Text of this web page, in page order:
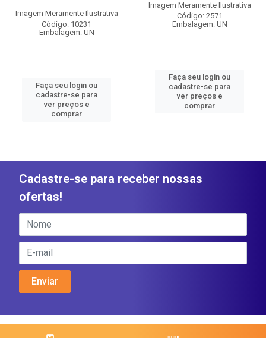
Imagem Meramente Ilustrativa
Código: 10231
Embalagem: UN
Faça seu login ou
cadastre-se para
ver preços e
comprar
Imagem Meramente Ilustrativa
Código: 2571
Embalagem: UN
Faça seu login ou
cadastre-se para
ver preços e
comprar
Cadastre-se para receber nossas
ofertas!